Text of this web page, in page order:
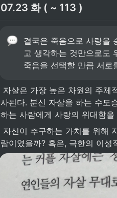
07.23 화 ( ~ 113 )
결국은 죽음으로 사랑을
고 생각하는 것만으로도
죽음을 선택할 만큼 서
사된다. 분신 자살을 하는 수도
하는 사람에게 사랑의 위대함을
람이였을까? 혹은, 극한의 이